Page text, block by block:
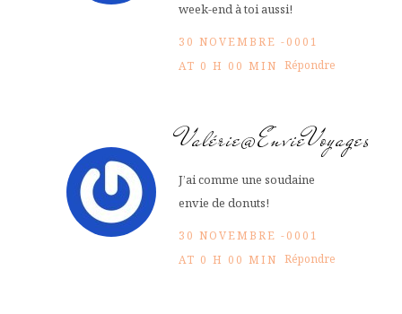
week-end à toi aussi!
30 NOVEMBRE -0001
AT 0 H 00 MIN Répondre
Valérie@EnvieVoyages
J’ai comme une soudaine
envie de donuts!
30 NOVEMBRE -0001
AT 0 H 00 MIN Répondre